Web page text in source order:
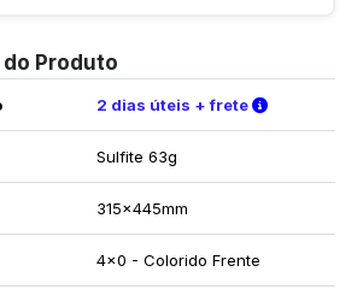
Produto
2 dias úteis + frete Verifique
Sulfite 63g
315x445mm
4x0 - Colorido Frente